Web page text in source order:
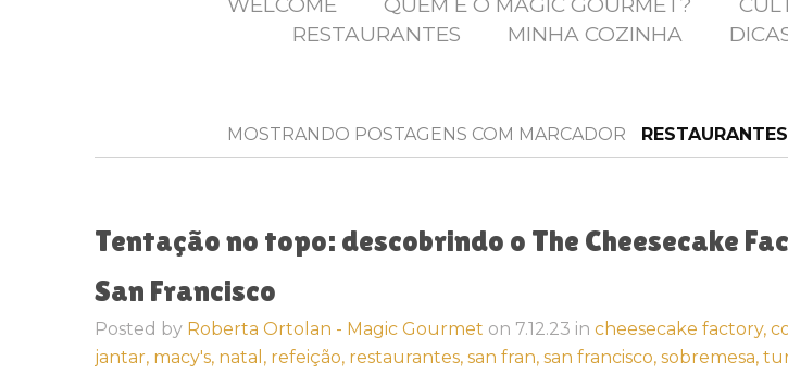
RESTAURANTES
MINHA COZINHA
MOSTRANDO POSTAGENS COM MARCADOR RESTAURANTES
Tentação no topo: descobrindo o The Cheesecake
San Francisco
Posted by Roberta Ortolan - Magic Gourmet on 7.12.23 in cheesecake factory,
jantar, macy's, natal, refeição, restaurantes, san fran, san francisco, sobremesa,